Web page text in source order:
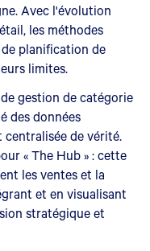
Avec l'évolution
les méthodes
planification de
limites.
gestion de catégorie
des données
centralisée de vérité.
« The Hub » : cette
les ventes et la
et en visualisant
stratégique et